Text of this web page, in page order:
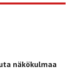
näkökulmaa